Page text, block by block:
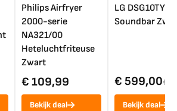
Philips Airfryer
2000-serie
NA321/00
Heteluchtfriteuse
Zwart
€ 109,99
Bekijk deal
LG DSG10TY
Soundbar
€ 599,00€
Bekijk deal